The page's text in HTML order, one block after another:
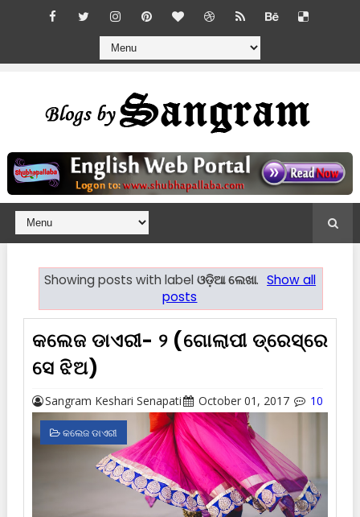
Showing posts with label ଓଡ଼ିଆ ଲେଖା. Show all
posts
କଲେଜ ଡାଏରୀ- ୨ (ଗୋଲାପୀ ଡ୍ରେସ୍‍‍ରେ
ସେ ଝିଅ)
Sangram Keshari Senapati October 01, 2017 10
କଲେଜ ଡାଏରୀ